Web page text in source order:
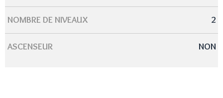
NOMBRE DE NIVEAUX 2
ASCENSEUR NON